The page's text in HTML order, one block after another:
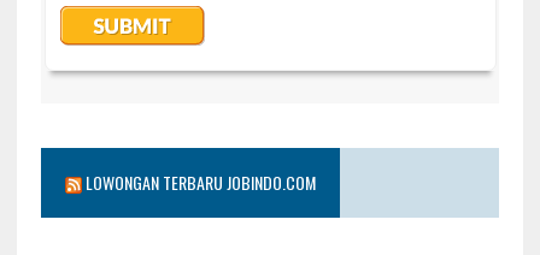
LOWONGAN TERBARU JOBINDO.COM